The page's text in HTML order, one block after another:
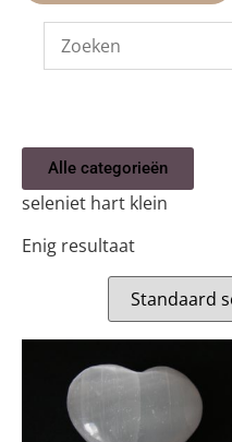
Alle categorieën
seleniet hart klein
Enig resultaat